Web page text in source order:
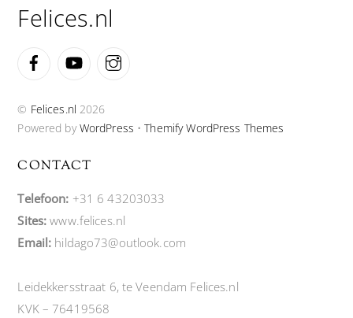
Felices.nl
FacebookYouTube
© Felices.nl 2026
Powered byWordPress •Themify WordPress Themes
CONTACT
Telefoon: +31 6 43203033
Sites: www.felices.nl
Email: hildago73@outlook.com
Leidekkersstraat 6, te Veendam Felices.nl
KVK – 76419568